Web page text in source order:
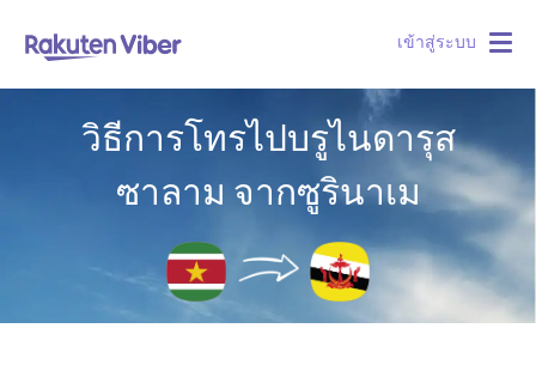
เข้าสู่ระบบ
วิธีการโทรไปบรูไนดารุส
ซาลาม จากซูรินาเม